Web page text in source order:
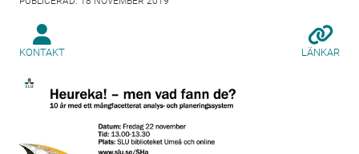
KONTAKT LÄNKAR